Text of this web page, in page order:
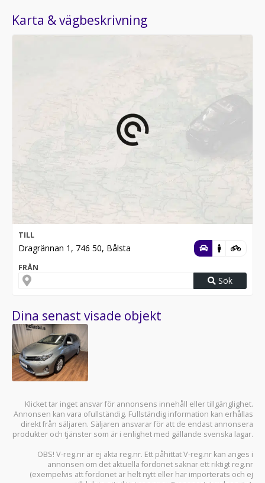
Karta & vägbeskrivning
TILL
Dragrännan 1, 746 50, Bålsta
FRÅN
Sök
Dina senast visade objekt
Klicket tar inget ansvar för annonsens innehåll eller tillgänglighet.
Annonsen kan vara ofullständig. Fullständig information kan erhållas
direkt från säljaren. Säljaren ansvarar för att de endast annonsera
produkter och tjänster som är i enlighet med gällande svenska lagar.
OBS! V-reg.nr är ej äkta reg.nr. Ett påhittat V-reg.nr kan anges i
annonsen om det aktuella fordonet saknar ett riktigt reg.nr
(exempelvis att fordonet är helt nytt eller har importerats och ej